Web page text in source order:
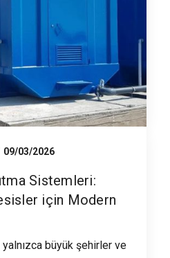
09/03/2026
Sistemleri:
için Modern
yalnızca büyük şehirler ve